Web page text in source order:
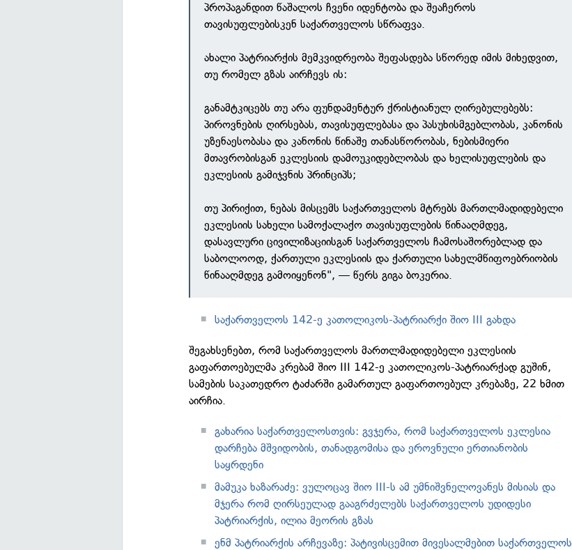
პროპაგანდით წაშალოს ჩვენი იდენტობა და შეაჩეროს
თავისუფლებისკენ საქართველოს სწრაფვა.
ახალი პატრიარქის მემკვიდრეობა შეფასდება სწორედ იმის მიხედვით,
თუ რომელ გზას აირჩევს ის:
განამტკიცებს თუ არა ფუნდამენტურ ქრისტიანულ ღირებულებებს:
პიროვნების ღირსებას, თავისუფლებასა და პასუხისმგებლობას, კანონის
უზენაესობასა და კანონის წინაშე თანასწორობას, ნებისმიერი
მთავრობისგან ეკლესიის დამოუკიდებლობას და ხელისუფლების და
ეკლესიის გამიჯვნის პრინციპს;
თუ პირიქით, ნებას მისცემს საქართველოს მტრებს მართლმადიდებელი
ეკლესიის სახელი სამოქალაქო თავისუფლების წინააღმდეგ,
დასავლური ცივილიზაციისგან საქართველოს ჩამოსაშორებლად და
საბოლოოდ, ქართული ეკლესიის და ქართული სახელმწიფოებრიობის
წინააღმდეგ გამოიყენონ", — წერს გიგა ბოკერია.
საქართველოს 142-ე კათოლიკოს-პატრიარქი შიო III გახდა
შეგახსენებთ, რომ საქართველოს მართლმადიდებელი ეკლესიის
გაფართოებულმა კრებამ შიო III 142-ე კათოლიკოს-პატრიარქად გუშინ,
სამების საკათედრო ტაძარში გამართულ გაფართოებულ კრებაზე, 22 ხმით
აირჩია.
გახარია საქართველოსთვის: გვჯერა, რომ საქართველოს ეკლესია
დარჩება მშვიდობის, თანადგომისა და ეროვნული ერთიანობის
საყრდენი
მამუკა ხაზარაძე: ვულოცავ შიო III-ს ამ უმნიშვნელოვანეს მისიას და
მჯერა რომ ღირსეულად გააგრძელებს საქართველოს უდიდესი
პატრიარქის, ილია მეორის გზას
ენმ პატრიარქის არჩევაზე: პატივისცემით მივესალმებით საქართველოს